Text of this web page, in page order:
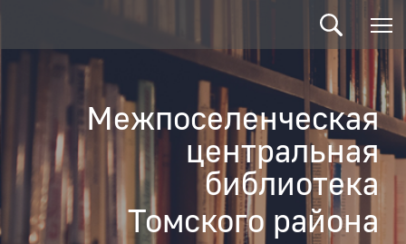
Межпоселенческая
центральная
библиотека
Томского района